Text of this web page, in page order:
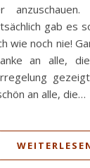
gab es
wie noch nie!
an alle,
an alle, die…